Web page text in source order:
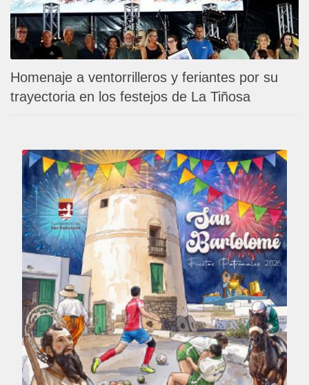
Homenaje a ventorrilleros y feriantes por su
trayectoria en los festejos de La Tiñosa